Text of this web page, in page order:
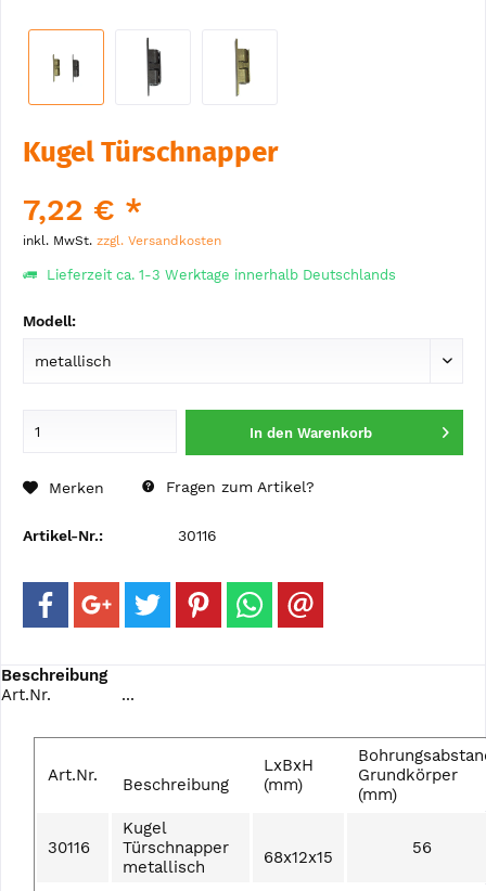
Kugel Türschnapper
7,22 € *
inkl. MwSt. zzgl. Versandkosten
Lieferzeit ca. 1-3 Werktage innerhalb Deutschlands
Modell:
In den Warenkorb
Merken Fragen zum Artikel?
Artikel-Nr.: 30116
Beschreibung
Art.Nr. ...
Art.Nr. Beschreibung
LxBxH
(mm)
Grundkörper
(mm)
30116
Kugel
Türschnapper
metallisch
68x12x15 56